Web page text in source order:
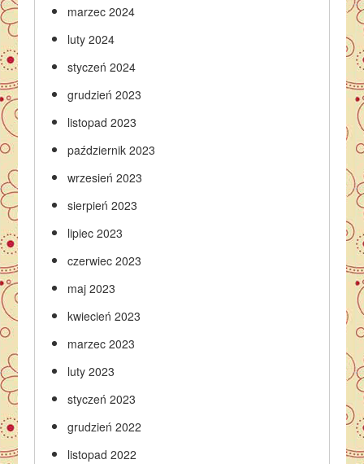
marzec 2024
luty 2024
styczeń 2024
grudzień 2023
listopad 2023
październik 2023
wrzesień 2023
sierpień 2023
lipiec 2023
czerwiec 2023
maj 2023
kwiecień 2023
marzec 2023
luty 2023
styczeń 2023
grudzień 2022
listopad 2022